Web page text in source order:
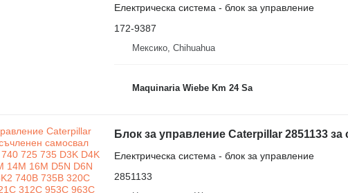
Електрическа система - блок за управление
172-9387
Мексико, Chihuahua
Maquinaria Wiebe Km 24 Sa
Електрическа система - блок за управление
2851133